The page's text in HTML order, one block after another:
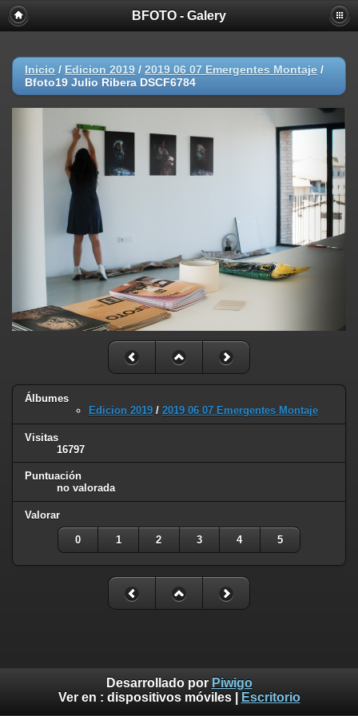
BFOTO - Galery
Inicio / Edicion 2019 / 2019 06 07 Emergentes Montaje /
Bfoto19 Julio Ribera DSCF6784
Álbumes
Edicion 2019 / 2019 06 07 Emergentes Montaje
Visitas
16797
Puntuación
no valorada
Valorar
0 1 2 3 4 5
Desarrollado por Piwigo
Ver en : dispositivos móviles| Escritorio